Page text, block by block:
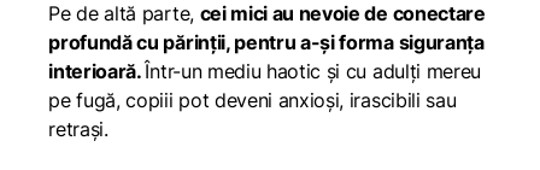
Pe de altă parte, cei mici au nevoie de conectare
profundă cu părinții, pentru a-și forma siguranța
interioară.Într-un mediu haotic și cu adulți mereu
pe fugă, copiii pot deveni anxioși, irascibili sau
retrași.